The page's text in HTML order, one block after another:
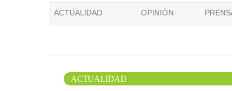
ACTUALIDAD OPINIÓN
ACTUALIDAD